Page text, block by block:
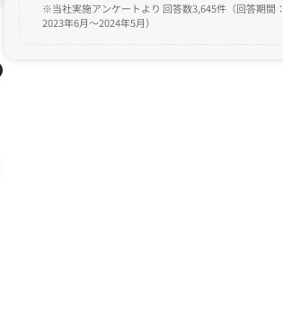
※当社実施アンケートより 回答数3,645件（回答期間：
2023年6月～2024年5月）